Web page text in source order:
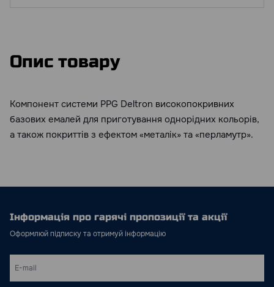
Опис товару
Компонент системи PPG Deltron високопокривних
базових емалей для приготування однорідних кольорів,
а також покриттів з ефектом «металік» та «перламутр».
Інформація про гарячі пропозиції та акції
Оформлюй підписку та отримуй інформацію